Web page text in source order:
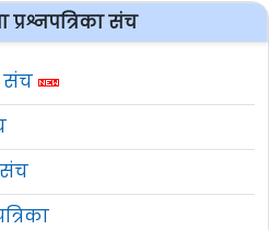
प्रश्नपत्रिका संच
संच
संच